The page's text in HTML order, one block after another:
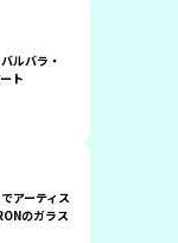
ルバラ・
ト
アーティス
のガラス